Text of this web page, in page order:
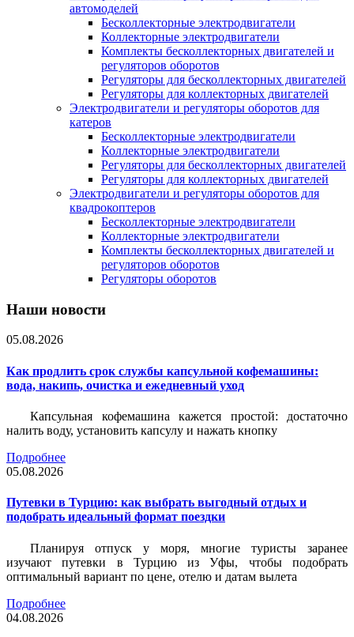
автомоделей
Бесколлекторные электродвигатели
Коллекторные электродвигатели
Комплекты бесколлекторных двигателей и
регуляторов оборотов
Регуляторы для бесколлекторных двигателей
Регуляторы для коллекторных двигателей
Электродвигатели и регуляторы оборотов для
катеров
Бесколлекторные электродвигатели
Коллекторные электродвигатели
Регуляторы для бесколлекторных двигателей
Регуляторы для коллекторных двигателей
Электродвигатели и регуляторы оборотов для
квадрокоптеров
Бесколлекторные электродвигатели
Коллекторные электродвигатели
Комплекты бесколлекторных двигателей и
регуляторов оборотов
Регуляторы оборотов
Наши новости
05.08.2026
Как продлить срок службы капсульной кофемашины:
вода, накипь, очистка и ежедневный уход
Капсульная кофемашина кажется простой: достаточно
налить воду, установить капсулу и нажать кнопку
Подробнее
05.08.2026
Путевки в Турцию: как выбрать выгодный отдых и
подобрать идеальный формат поездки
Планируя отпуск у моря, многие туристы заранее
изучают путевки в Турцию из Уфы, чтобы подобрать
оптимальный вариант по цене, отелю и датам вылета
Подробнее
04.08.2026